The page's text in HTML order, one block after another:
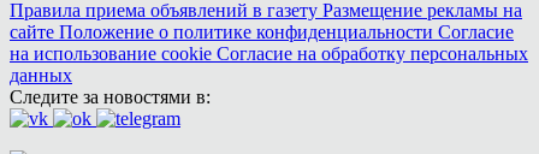
Правила приема объявлений в газету Размещение рекламы на
сайте Положение о политике конфиденциальности Согласие
на использование cookie Согласие на обработку персональных
данных
Следите за новостями в: